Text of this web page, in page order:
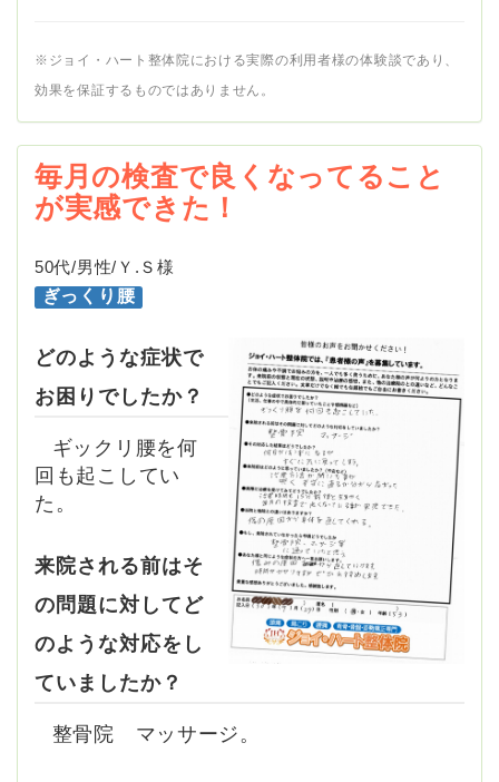
※ジョイ・ハート整体院における実際の利用者様の体験談であり、
効果を保証するものではありません。
毎月の検査で良くなってること
が実感できた！
50代/男性/Ｙ.Ｓ様
ぎっくり腰
どのような症状で
お困りでしたか？
ギックリ腰を何
回も起こしてい
た。
来院される前はそ
の問題に対してど
のような対応をし
ていましたか？
整骨院 マッサージ。